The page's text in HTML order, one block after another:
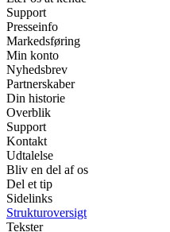
Support
Presseinfo
Markedsføring
Min konto
Nyhedsbrev
Partnerskaber
Din historie
Overblik
Support
Kontakt
Udtalelse
Bliv en del af os
Del et tip
Sidelinks
Strukturoversigt
Tekster